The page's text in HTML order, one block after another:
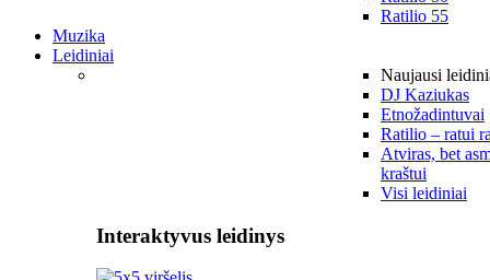
Ratilio 55
Muzika
Leidiniai
Naujausi
DJ Kaziukas
Etnožadintuvai
Ratilio – ratui
Atviras, bet
kraštui
Visi leidiniai
Interaktyvus leidinys